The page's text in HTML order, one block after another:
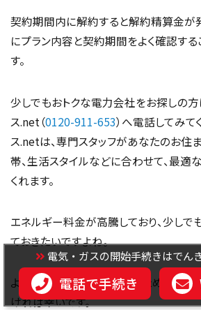
契約期間内に解約すると解約精算金が
にプラン内容と契約期間をよく確認す
す。
少しでもおトクな電力会社をお探しの方
ス.net（0120-911-653）へ電話してみて
ス.netは、専門スタッフがあなたのお住
帯、生活スタイルなどに合わせて、最適
くれます。
エネルギー料金が高騰しており、少しで
ておきたいですよね。
より良いプランに切り替えるため、この
ければ幸いです。
電気・ガスの開始手続きはでん
電話で手続き